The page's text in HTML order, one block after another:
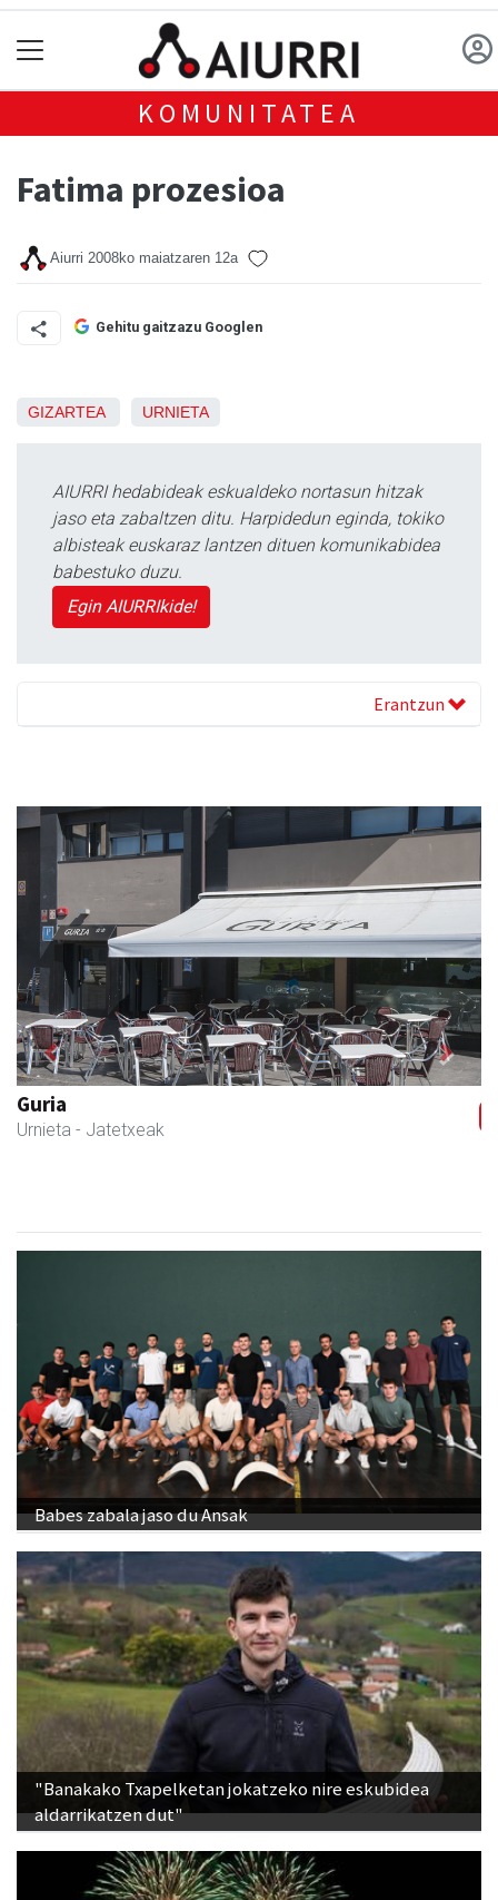
KOMUNITATEA
Fatima prozesioa
Aiurri 2008ko maiatzaren 12a
Gehitu gaitzazu Googlen
GIZARTEA URNIETA
AIURRI hedabideak eskualdeko nortasun hitzak
jaso eta zabaltzen ditu. Harpidedun eginda, tokiko
albisteak euskaraz lantzen dituen komunikabidea
babestuko duzu.
Egin AIURRIkide!
Erantzun
Egape Ikastola
Urnieta - Hezkuntza
Previous Next
Babes zabala jaso du Ansak
"Banakako Txapelketan jokatzeko nire eskubidea
aldarrikatzen dut"